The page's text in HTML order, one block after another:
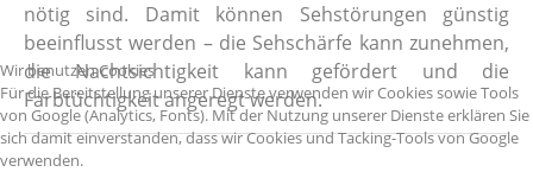
nötig sind. Damit können Sehstörungen günstig
beeinflusst werden – die Sehschärfe kann zunehmen,
die Nachtsichtigkeit kann gefördert und die
Farbtüchtigkeit angeregt werden.
Wir benutzen Cookies
Für die Bereitstellung unserer Dienste verwenden wir Cookies sowie Tools
von Google (Analytics, Fonts). Mit der Nutzung unserer Dienste erklären Sie
sich damit einverstanden, dass wir Cookies und Tacking-Tools von Google
verwenden.